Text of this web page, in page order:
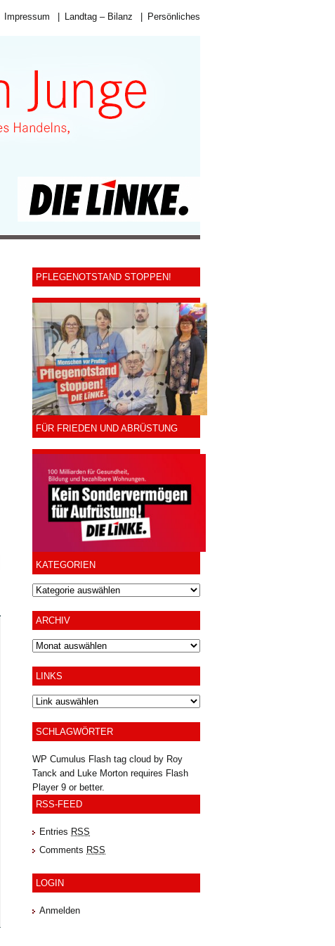
Impressum Landtag – Bilanz Persönliches
PFLEGENOTSTAND STOPPEN!
FÜR FRIEDEN UND ABRÜSTUNG
KATEGORIEN
ARCHIV
Archiv
LINKS
SCHLAGWÖRTER
WP Cumulus Flash tag cloud by Roy
Tanck and Luke Morton requires Flash
Player9 or better.
RSS-FEED
Entries RSS
Comments RSS
LOGIN
Anmelden